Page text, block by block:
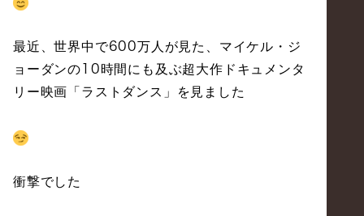
最近、世界中で600万人が見た、マイケル・ジ
ョーダンの10時間にも及ぶ超大作ドキュメンタ
リー映画「ラストダンス」を見ました
衝撃でした